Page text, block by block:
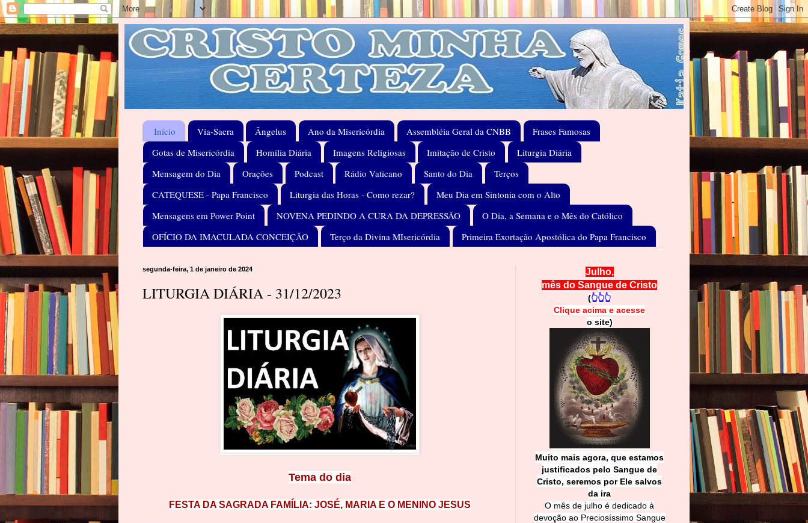
Início Via-Sacra Ângelus Ano da Misericórdia Assembléia Geral da CNBB
Frases Famosas
Gotas de Misericórdia
Homilia Diária Imagens Religiosas Imitação de Cristo
Liturgia Diária
Mensagem do Dia
Orações Podcast Rádio Vaticano Santo do Dia
Terços
CATEQUESE - Papa Francisco
Liturgia das Horas - Como rezar?
Meu Dia em Sintonia com o Alto
Mensagens em Power Point
NOVENA PEDINDO A CURA DA DEPRESSÃO
O Dia, a Semana e o Mês do Católico
OFÍCIO DA IMACULADA CONCEIÇÃO
Terço da Divina MIsericórdia Primeira Exortação Apostólica do Papa Francisco
segunda-feira, 1 de janeiro de 2024
LITURGIA DIÁRIA - 31/12/2023
Tema do dia
FESTA DA SAGRADA FAMÍLIA: JOSÉ, MARIA E O MENINO JESUS
Julho,
mês do Sangue de Cristo
(👆👆👆
Clique acima e acesse
o site)
Muito mais agora, que estamos
justificados pelo Sangue de
Cristo, seremos por Ele salvos
da ira
O mês de julho é dedicado à
devoção ao Preciosíssimo Sangue